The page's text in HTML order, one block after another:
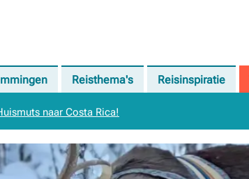
Reisthema's Reisinspiratie
naar Costa Rica!